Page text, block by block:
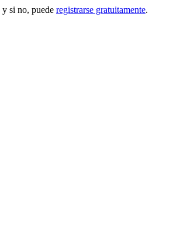
y si no, puede registrarse gratuitamente.